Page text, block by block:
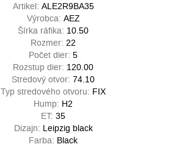
Artikel: ALE2R9BA35
Výrobca: AEZ
Šírka ráfika: 10.50
Rozmer: 22
Počet dier: 5
Rozstup dier: 120.00
Stredový otvor: 74.10
Typ stredového otvoru: FIX
Hump: H2
ET: 35
Dizajn: Leipzig black
Farba: Black